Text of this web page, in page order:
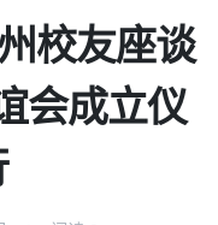
校友座谈
会成立仪